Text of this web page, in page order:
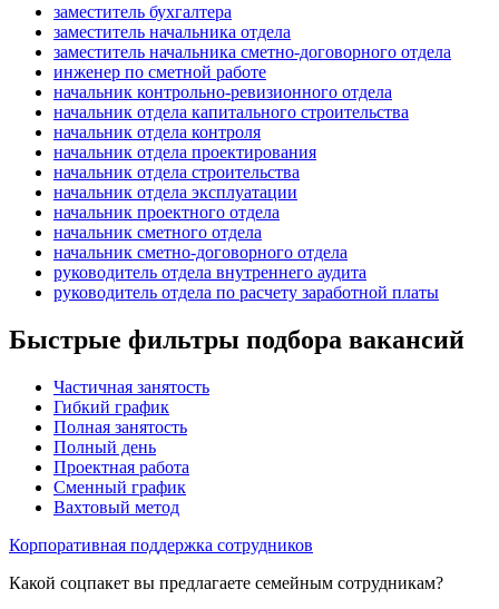
заместитель бухгалтера
заместитель начальника отдела
заместитель начальника сметно-договорного отдела
инженер по сметной работе
начальник контрольно-ревизионного отдела
начальник отдела капитального строительства
начальник отдела контроля
начальник отдела проектирования
начальник отдела строительства
начальник отдела эксплуатации
начальник проектного отдела
начальник сметного отдела
начальник сметно-договорного отдела
руководитель отдела внутреннего аудита
руководитель отдела по расчету заработной платы
Быстрые фильтры подбора вакансий
Частичная занятость
Гибкий график
Полная занятость
Полный день
Проектная работа
Сменный график
Вахтовый метод
Корпоративная поддержка сотрудников
Какой соцпакет вы предлагаете семейным сотрудникам?